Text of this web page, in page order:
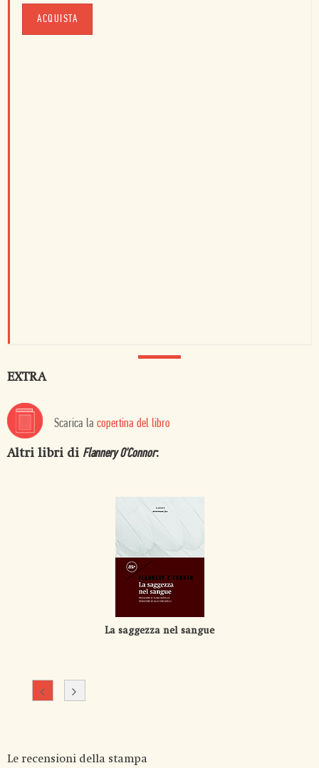
ACQUISTA
EXTRA
Scarica la copertina del libro
Altri libri di Flannery O'Connor:
La saggezza nel sangue
Le recensioni della stampa